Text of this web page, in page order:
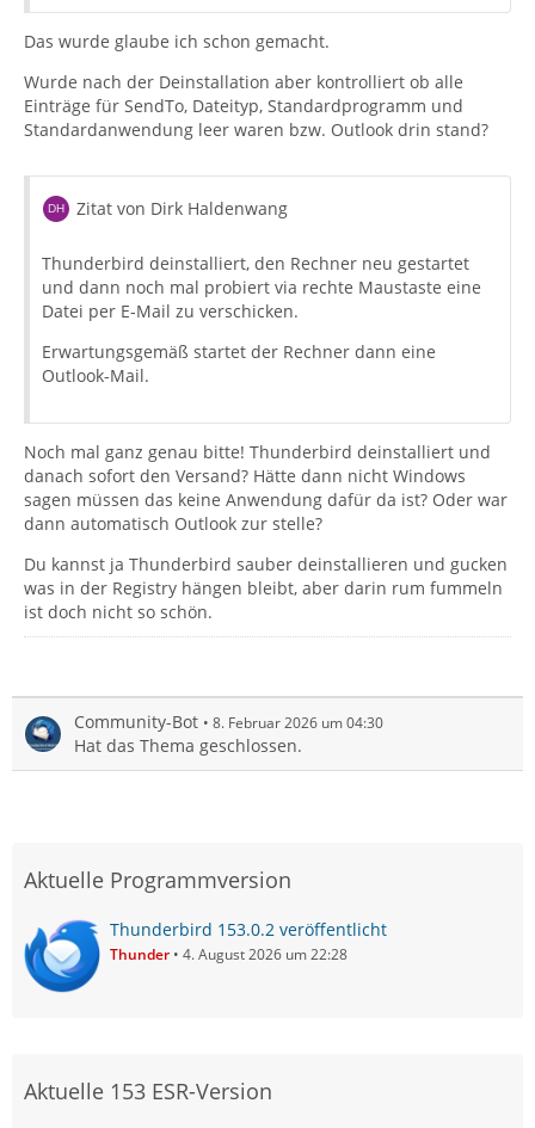
Das wurde glaube ich schon gemacht.
Wurde nach der Deinstallation aber kontrolliert ob alle
Einträge für SendTo, Dateityp, Standardprogramm und
Standardanwendung leer waren bzw. Outlook drin stand?
Zitat von Dirk Haldenwang
Thunderbird deinstalliert, den Rechner neu gestartet
und dann noch mal probiert via rechte Maustaste eine
Datei per E-Mail zu verschicken.
Erwartungsgemäß startet der Rechner dann eine
Outlook-Mail.
Noch mal ganz genau bitte! Thunderbird deinstalliert und
danach sofort den Versand? Hätte dann nicht Windows
sagen müssen das keine Anwendung dafür da ist? Oder war
dann automatisch Outlook zur stelle?
Du kannst ja Thunderbird sauber deinstallieren und gucken
was in der Registry hängen bleibt, aber darin rum fummeln
ist doch nicht so schön.
Community-Bot 8. Februar 2026 um 04:30
Hat das Thema geschlossen.
Aktuelle Programmversion
Thunderbird 153.0.2 veröffentlicht
Thunder 4. August 2026 um 22:28
Aktuelle 153 ESR-Version